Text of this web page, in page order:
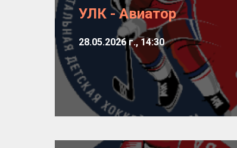
УЛК - Авиатор
28.05.2026 г., 14:30